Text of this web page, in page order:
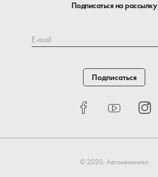
Подписаться на рассылку
E-mail
Подписаться
© 2020, Автомеханика